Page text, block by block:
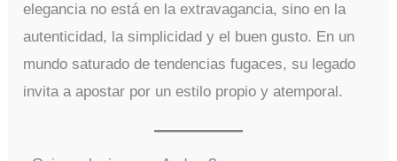
elegancia no está en la extravagancia, sino en la
autenticidad, la simplicidad y el buen gusto. En un
mundo saturado de tendencias fugaces, su legado
invita a apostar por un estilo propio y atemporal.